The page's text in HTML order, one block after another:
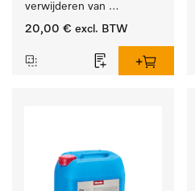
verwijderen van
hardnekkige
20,00 € excl. BTW